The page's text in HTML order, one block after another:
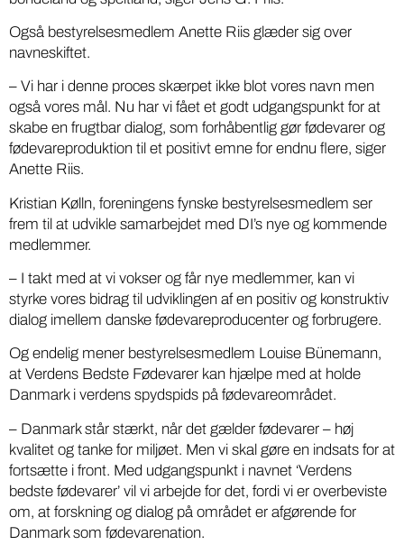
Også bestyrelsesmedlem Anette Riis glæder sig over
navneskiftet.
– Vi har i denne proces skærpet ikke blot vores navn men
også vores mål. Nu har vi fået et godt udgangspunkt for at
skabe en frugtbar dialog, som forhåbentlig gør fødevarer og
fødevareproduktion til et positivt emne for endnu flere, siger
Anette Riis.
Kristian Kølln, foreningens fynske bestyrelsesmedlem ser
frem til at udvikle samarbejdet med DI’s nye og kommende
medlemmer.
– I takt med at vi vokser og får nye medlemmer, kan vi
styrke vores bidrag til udviklingen af en positiv og konstruktiv
dialog imellem danske fødevareproducenter og forbrugere.
Og endelig mener bestyrelsesmedlem Louise Bünemann,
at Verdens Bedste Fødevarer kan hjælpe med at holde
Danmark i verdens spydspids på fødevareområdet.
– Danmark står stærkt, når det gælder fødevarer – høj
kvalitet og tanke for miljøet. Men vi skal gøre en indsats for at
fortsætte i front. Med udgangspunkt i navnet ‘Verdens
bedste fødevarer’ vil vi arbejde for det, fordi vi er overbeviste
om, at forskning og dialog på området er afgørende for
Danmark som fødevarenation.